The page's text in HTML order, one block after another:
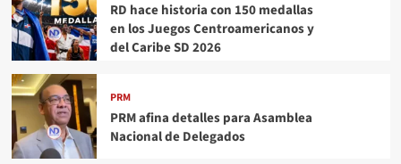
RD hace historia con 150 medallas
en los Juegos Centroamericanos y
del Caribe SD 2026
PRM
PRM afina detalles para Asamblea
Nacional de Delegados